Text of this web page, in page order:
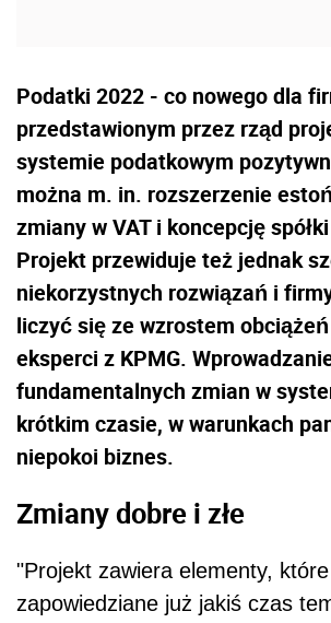
Podatki 2022 - co nowego dla
przedstawionym przez rząd
systemie podatkowym
można m. in. rozszerzenie
zmiany w VAT i koncepcję
Projekt przewiduje też jednak
niekorzystnych rozwiązań i
liczyć się ze wzrostem
eksperci z KPMG.
fundamentalnych zmian w
krótkim czasie, w warunkach
niepokoi biznes.
Zmiany dobre i złe
"Projekt zawiera elementy, które
zapowiedziane już jakiś czas